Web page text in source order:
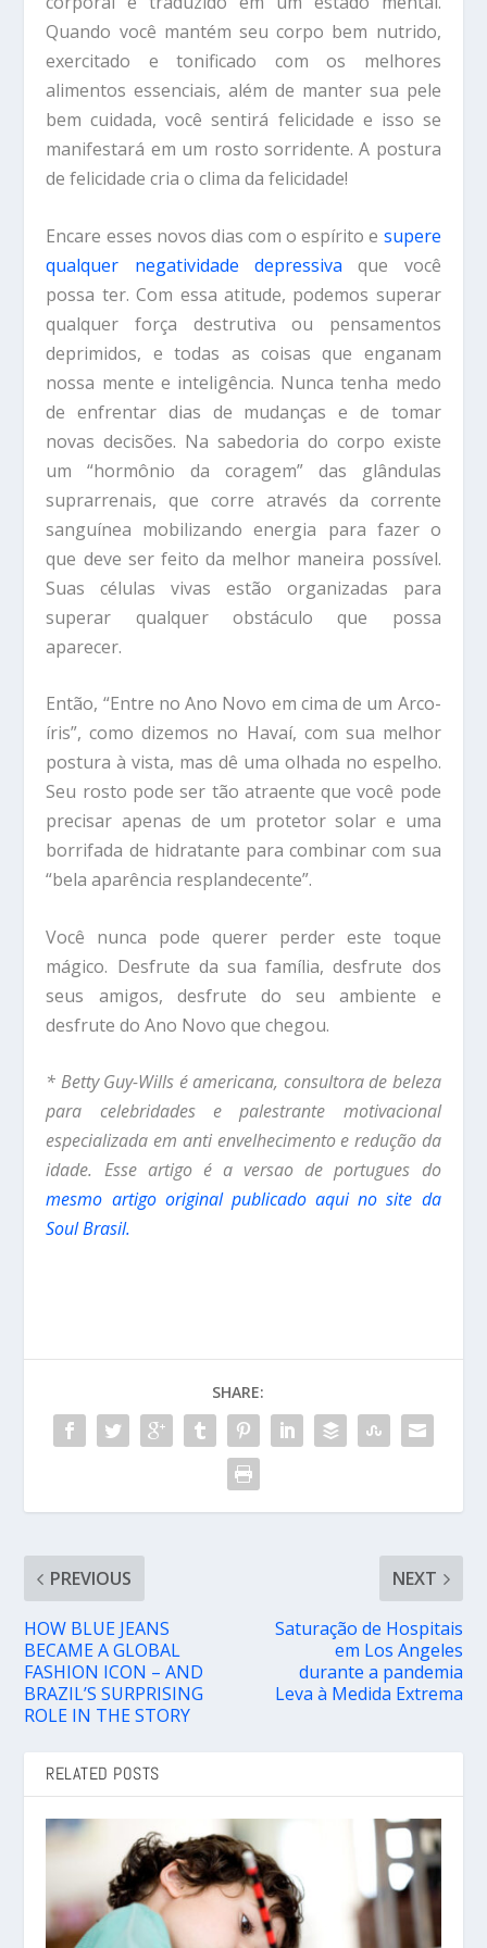
Quando você mantém seu corpo bem nutrido,
exercitado e tonificado com os melhores
alimentos essenciais, além de manter sua pele
bem cuidada, você sentirá felicidade e isso se
manifestará em um rosto sorridente. A postura
de felicidade cria o clima da felicidade!
Encare esses novos dias com o espírito e supere
qualquer negatividade depressiva que você
possa ter. Com essa atitude, podemos superar
qualquer força destrutiva ou pensamentos
deprimidos, e todas as coisas que enganam
nossa mente e inteligência. Nunca tenha medo
de enfrentar dias de mudanças e de tomar
novas decisões. Na sabedoria do corpo existe
um “hormônio da coragem” das glândulas
suprarrenais, que corre através da corrente
sanguínea mobilizando energia para fazer o
que deve ser feito da melhor maneira possível.
Suas células vivas estão organizadas para
superar qualquer obstáculo que possa
aparecer.
Então, “Entre no Ano Novo em cima de um Arco-
íris”, como dizemos no Havaí, com sua melhor
postura à vista, mas dê uma olhada no espelho.
Seu rosto pode ser tão atraente que você pode
precisar apenas de um protetor solar e uma
borrifada de hidratante para combinar com sua
“bela aparência resplandecente”.
Você nunca pode querer perder este toque
mágico. Desfrute da sua família, desfrute dos
seus amigos, desfrute do seu ambiente e
desfrute do Ano Novo que chegou.
* Betty Guy-Wills é americana, consultora de beleza
para celebridades e palestrante motivacional
especializada em anti envelhecimento e redução da
idade. Esse artigo é a versao de portugues do
mesmo artigo original publicado aqui no site da
Soul Brasil.
SHARE:
PREVIOUS
HOW BLUE JEANS
BECAME A GLOBAL
FASHION ICON – AND
BRAZIL’S SURPRISING
ROLE IN THE STORY
NEXT
Saturação de Hospitais
em Los Angeles
durante a pandemia
Leva à Medida Extrema
RELATED POSTS